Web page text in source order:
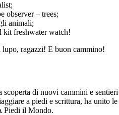
observer – trees;
animali;
kit freshwater watch!
ragazzi! E buon cammino!
scoperta di nuovi cammini e sentieri
a piedi e scrittura, ha unito le
Piedi il Mondo.